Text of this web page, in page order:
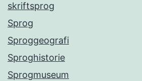
skriftsprog
Sprog
Sproggeografi
Sproghistorie
Sprogmuseum